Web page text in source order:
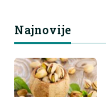
Najnovije